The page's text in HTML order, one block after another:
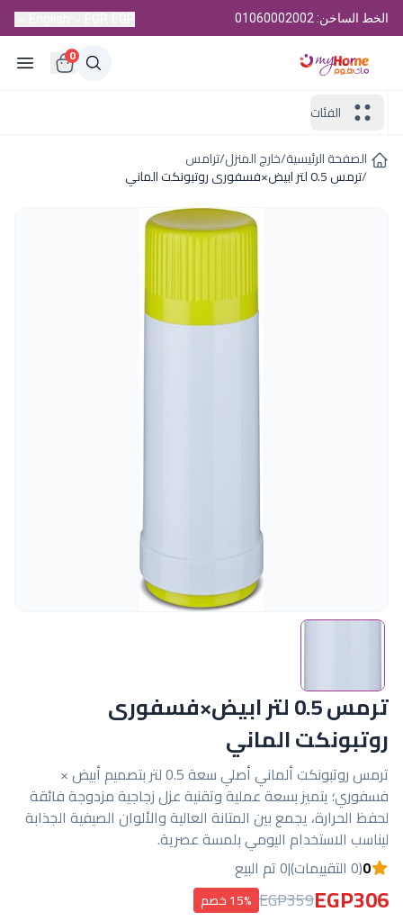
الخط الساخن: 01060002002
0
الفئات
الصفحة الرئيسية/خارج المنزل/ترامس
/ترمس 0.5 لتر ابيض×فسفورى روتبونكت الماني
ترمس 0.5 لتر ابيض×فسفورى
روتبونكت الماني
ترمس روتبونكت ألماني أصلي سعة 0.5 لتر بتصميم أبيض ×
فسفوري؛ يتميز بسعة عملية وتقنية عزل زجاجية مزدوجة فائقة
لحفظ الحرارة، يجمع بين المتانة العالية والألوان الصيفية الجذابة
ليناسب الاستخدام اليومي بلمسة عصرية.
0(0 التقييمات) |0 تم البيع
EGP306
EGP359 15% خصم